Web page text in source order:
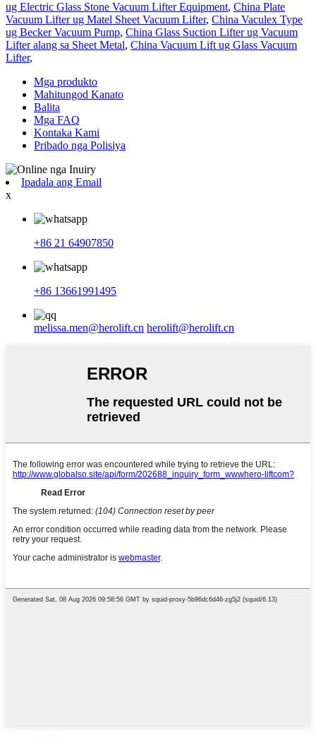
ug Electric Glass Stone Vacuum Lifter Equipment, China Plate
Vacuum Lifter ug Matel Sheet Vacuum Lifter, China Vaculex Type
ug Becker Vacuum Pump, China Glass Suction Lifter ug Vacuum
Lifter alang sa Sheet Metal, China Vacuum Lift ug Glass Vacuum
Lifter,
Mga produkto
Mahitungod Kanato
Balita
Mga FAQ
Kontaka Kami
Pribado nga Polisiya
Ipadala ang Email
x
+86 21 64907850
+86 13661991495
melissa.men@herolift.cn herolift@herolift.cn